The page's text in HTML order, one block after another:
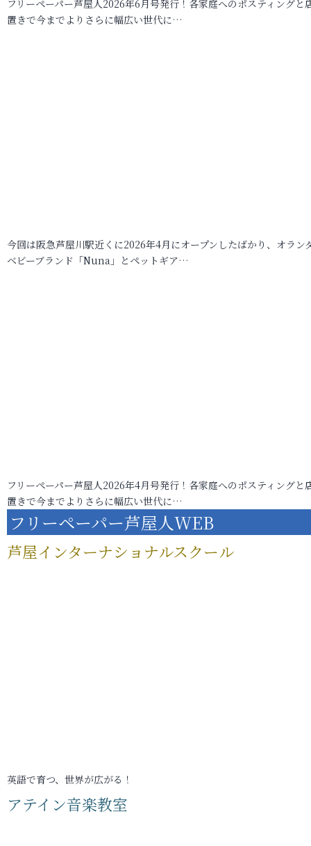
フリーペーパー芦屋人2026年6月号発行！各家庭へのポスティングと
置きで今までよりさらに幅広い世代に…
今回は阪急芦屋川駅近くに2026年4月にオープンしたばかり、オラン
ベビーブランド「Nuna」とペットギア…
フリーペーパー芦屋人2026年4月号発行！各家庭へのポスティングと
置きで今までよりさらに幅広い世代に…
フリーペーパー芦屋人WEB
芦屋インターナショナルスクール
英語で育つ、世界が広がる！
アテイン音楽教室